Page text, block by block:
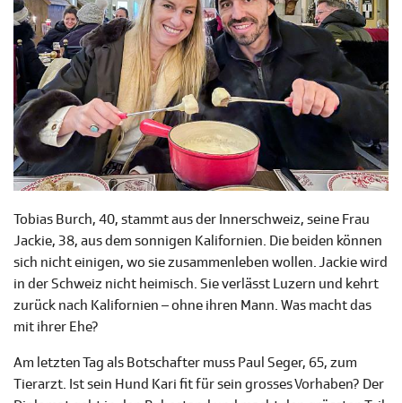
Tobias Burch, 40, stammt aus der Innerschweiz, seine Frau
Jackie, 38, aus dem sonnigen Kalifornien. Die beiden können
sich nicht einigen, wo sie zusammenleben wollen. Jackie wird
in der Schweiz nicht heimisch. Sie verlässt Luzern und kehrt
zurück nach Kalifornien – ohne ihren Mann. Was macht das
mit ihrer Ehe?
Am letzten Tag als Botschafter muss Paul Seger, 65, zum
Tierarzt. Ist sein Hund Kari fit für sein grosses Vorhaben? Der